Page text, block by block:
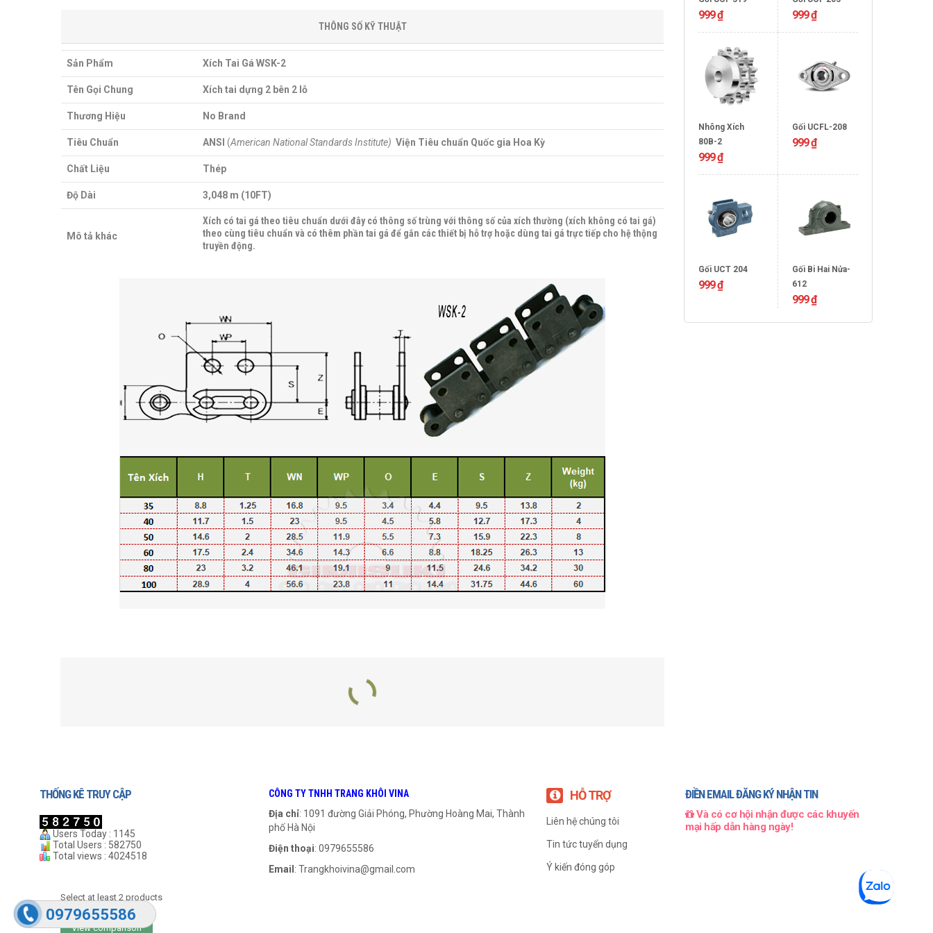
0979655586
THÔNG SỐ KỸ THUẬT
Sản Phẩm Xích Tai Gá WSK-2
Tên Gọi Chung Xích tai dựng 2 bên 2 lỗ
Thương Hiệu No Brand
Tiêu Chuẩn ANSI (American National Standards Institute) Viện Tiêu chuẩn Quốc gia Hoa Kỳ
Chất Liệu Thép
Độ Dài 3,048 m (10FT)
Mô tả khác
Xích có tai gá theo tiêu chuẩn dưới đây có thông số trùng với thông số của xích thường (xích không có tai gá)
theo cùng tiêu chuẩn và có thêm phần tai gá để gắn các thiết bị hỗ trợ hoặc dùng tai gá trực tiếp cho hệ thộng
truyền động.
Xích Tai Gá K1 Xích 40-3
999₫ 999₫
Nhông Xích
80B-2
999₫
Gối UCFL-208
999₫
Gối UCT 204
999₫
Gối Bi Hai Nửa-
612
999₫
THỐNG KÊ TRUY CẬP
Users Today : 1145
Total Users : 582750
Total views : 4024518
CÔNG TY TNHH TRANG KHÔI VINA
Địa chỉ: 1091 đường Giải Phóng, Phường Hoàng Mai, Thành
phố Hà Nội
Điện thoại: 0979655586
Email : Trangkhoivina@gmail.com
HỖ TRỢ
Liên hệ chúng tôi
Tin tức tuyển dụng
Ý kiến đóng góp
ĐIỀN EMAIL ĐĂNG KÝ NHẬN TIN
Và có cơ hội nhận được các khuyến
mại hấp dẫn hàng ngày!
Select at least 2 products
to compare
View comparison